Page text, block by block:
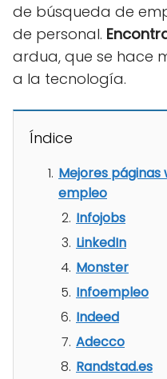
de búsqueda de
de personal.
ardua, que se hace
a la tecnología.
Índice
Mejores
empleo
Infojobs
LinkedIn
Monster
Infoempleo
Indeed
Adecco
Randstad.es